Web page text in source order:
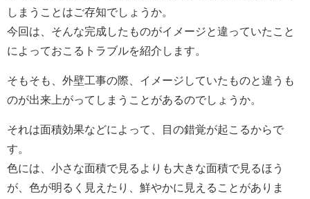
しまうことはご存知でしょうか。
今回は、そんな完成したものがイメージと違っていたこと
によっておこるトラブルを紹介します。
そもそも、外壁工事の際、イメージしていたものと違うも
のが出来上がってしまうことがあるのでしょうか。
それは面積効果などによって、目の錯覚が起こるからで
す。
色には、小さな面積で見るよりも大きな面積で見るほう
が、色が明るく見えたり、鮮やかに見えることがありま